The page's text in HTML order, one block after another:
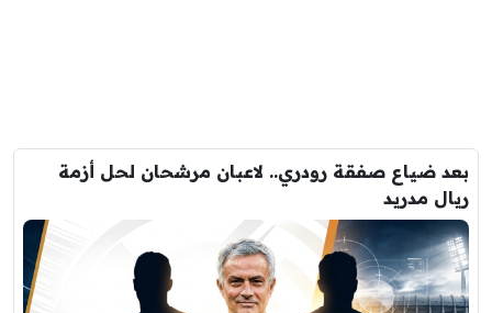
بعد ضياع صفقة رودري.. لاعبان مرشحان لحل أزمة
ريال مدريد